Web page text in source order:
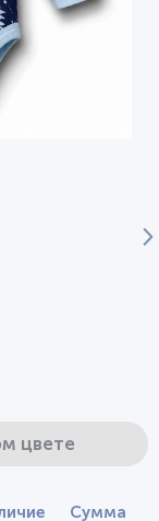
цвете
Сумма